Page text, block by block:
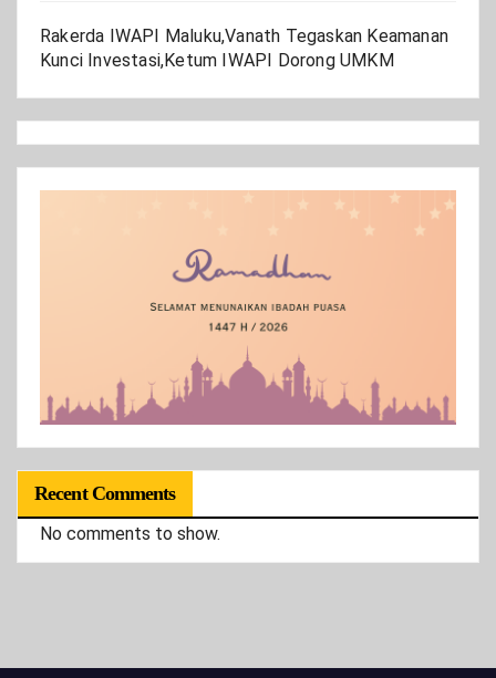
Rakerda IWAPI Maluku,Vanath Tegaskan Keamanan
Kunci Investasi,Ketum IWAPI Dorong UMKM
Recent Comments
No comments to show.